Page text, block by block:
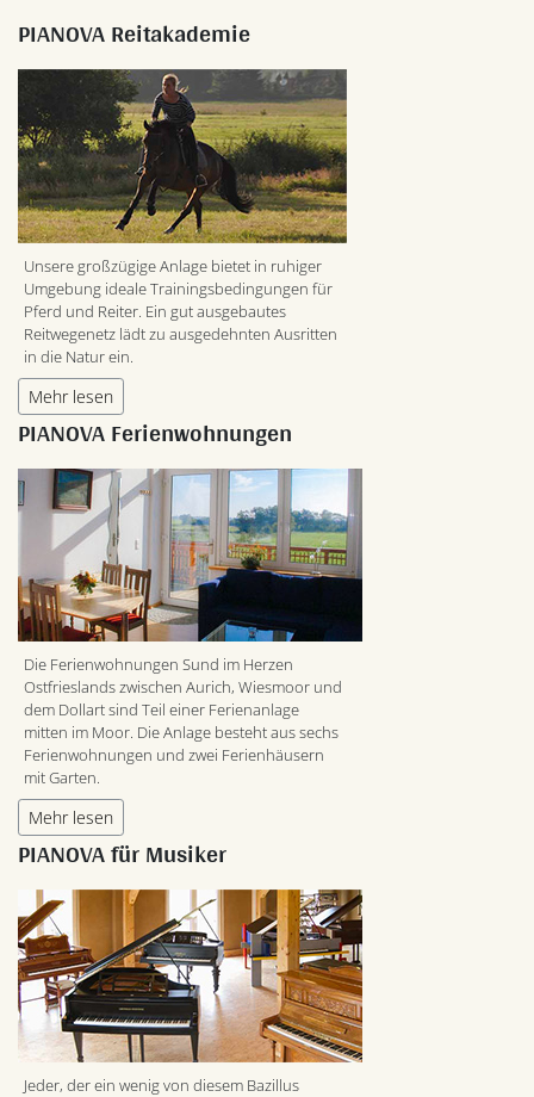
PIANOVA Reitakademie
Unsere großzügige Anlage bietet in ruhiger
Umgebung ideale Trainingsbedingungen für
Pferd und Reiter. Ein gut ausgebautes
Reitwegenetz lädt zu ausgedehnten Ausritten
in die Natur ein.
Mehr lesen
PIANOVA Ferienwohnungen
Die Ferienwohnungen Sund im Herzen
Ostfrieslands zwischen Aurich, Wiesmoor und
dem Dollart sind Teil einer Ferienanlage
mitten im Moor. Die Anlage besteht aus sechs
Ferienwohnungen und zwei Ferienhäusern
mit Garten.
Mehr lesen
PIANOVA für Musiker
Jeder, der ein wenig von diesem Bazillus